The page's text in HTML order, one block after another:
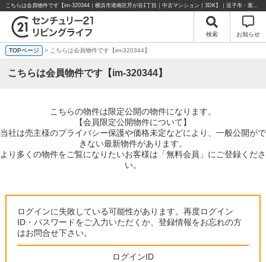
こちらは会員物件です【im-320344｜横浜市港南区芹が谷1丁目｜中古マンション｜3DK】｜逗子市・葉山町・湘南エリアの不動産のことならセンチュリー21リビングライフにお任せください！
検索 お知らせ
TOPページ > こちらは会員物件です【im-320344】
こちらは会員物件です【im-320344】
こちらの物件は限定公開の物件になります。
【会員限定公開物件について】
当社は売主様のプライバシー保護や価格未定などにより、一般公開がで
きない最新物件があります。
より多くの物件をご覧になりたいお客様は「無料会員」にご登録くださ
い。
ログインに失敗している可能性があります。再度ログイン
ID・パスワードをご入力いただくか、登録情報をお忘れの方
はお問合せ下さい。
ログインID